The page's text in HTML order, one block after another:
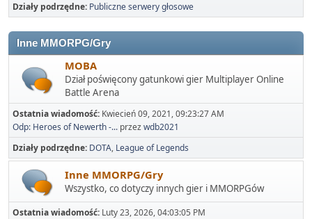
Działy podrzędne Publiczne serwery głosowe
Inne MMORPG/Gry
MOBA
Dział poświęcony gatunkowi gier Multiplayer Online
Battle Arena
Ostatnia wiadomość: Kwiecień 09, 2021, 09:23:27 AM
Odp: Heroes of Newerth -... przezwdb2021
Działy podrzędne DOTA League of Legends
Inne MMORPG/Gry
Wszystko, co dotyczy innych gier i MMORPGów
Ostatnia wiadomość: Luty 23, 2026, 04:03:05 PM